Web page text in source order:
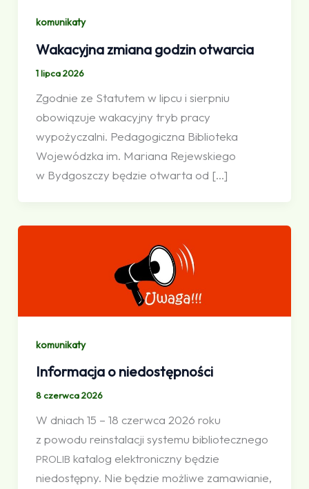
komunikaty
Wakacyjna zmiana godzin otwarcia
1 lipca 2026
Zgodnie ze Statutem w lipcu i sierpniu
obowiązuje wakacyjny tryb pracy
wypożyczalni. Pedagogiczna Biblioteka
Wojewódzka im. Mariana Rejewskiego
w Bydgoszczy będzie otwarta od […]
komunikaty
Informacja o niedostępności
8 czerwca 2026
W dniach 15 – 18 czerwca 2026 roku
z powodu reinstalacji systemu bibliotecznego
PROLIB katalog elektroniczny będzie
niedostępny. Nie będzie możliwe zamawianie,